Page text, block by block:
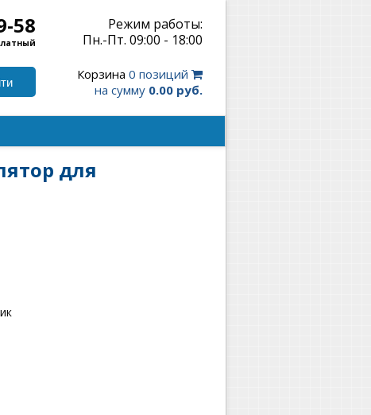
58
Режим работы:
Пн.-Пт. 09:00 - 18:00
Корзина 0 позиций
на сумму 0.00 руб.
для